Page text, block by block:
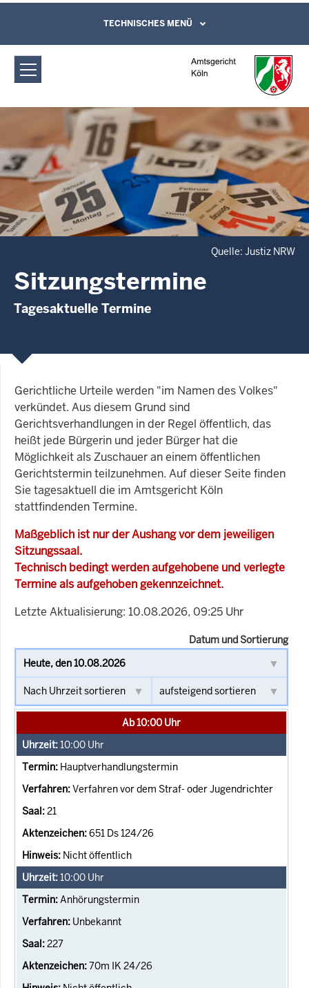
Amtsgericht Köln: Sitzungstermine
Direkt zum Inhalt
Leichte Sprache, Gebärdensprachenvideo
und Kontaktformular
TECHNISCHES MENÜ
Quelle: Justiz NRW
Sitzungstermine
Tagesaktuelle Termine
Gerichtliche Urteile werden "im Namen des Volkes"
verkündet. Aus diesem Grund sind
Gerichtsverhandlungen in der Regel öffentlich, das
heißt jede Bürgerin und jeder Bürger hat die
Möglichkeit als Zuschauer an einem öffentlichen
Gerichtstermin teilzunehmen. Auf dieser Seite finden
Sie tagesaktuell die im Amtsgericht Köln
stattfindenden Termine.
Maßgeblich ist nur der Aushang vor dem jeweiligen
Sitzungssaal.
Technisch bedingt werden aufgehobene und verlegte
Termine als aufgehoben gekennzeichnet.
Letzte Aktualisierung: 10.08.2026, 09:25 Uhr
Datum und Sortierung
Ab 10:00 Uhr
10:00 Uhr
Hauptverhandlungstermin
Verfahren vor dem Straf- oder Jugendrichter
21
651 Ds 124/26
Nicht öffentlich
10:00 Uhr
Anhörungstermin
Unbekannt
227
70m IK 24/26